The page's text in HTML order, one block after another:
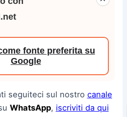
fonte preferita su
Google
seguiteci sul nostro canale
WhatsApp, iscriviti da qui